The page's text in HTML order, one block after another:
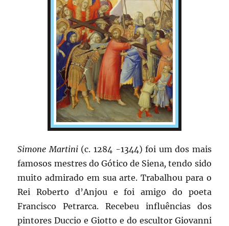
Simone Martini(c. 1284 -1344) foi um dos mais
famosos mestres do Gótico de Siena,tendo sido
muito admirado em sua arte. Trabalhou para o
Rei Roberto d’Anjou e foi amigo do poeta
Francisco Petrarca. Recebeu influências dos
pintores Duccio e Giotto e do escultor Giovanni